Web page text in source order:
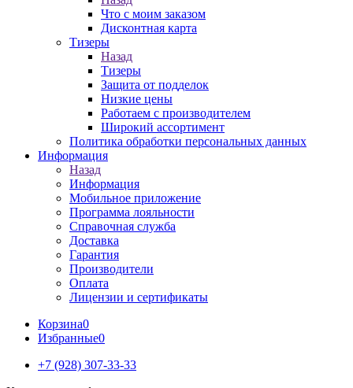
Что с моим заказом
Дисконтная карта
Тизеры
Назад
Тизеры
Защита от подделок
Низкие цены
Работаем с производителем
Широкий ассортимент
Политика обработки персональных данных
Информация
Назад
Информация
Мобильное приложение
Программа лояльности
Справочная служба
Доставка
Гарантия
Производители
Оплата
Лицензии и сертификаты
Корзина0
Избранные0
+7 (928) 307-33-33